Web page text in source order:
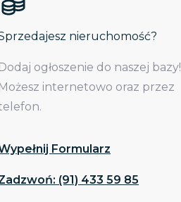
nieruchomość?
Dodaj ogłoszenie do naszej bazy!
Możesz internetowo oraz przez
Formularz
(91) 433 59 85